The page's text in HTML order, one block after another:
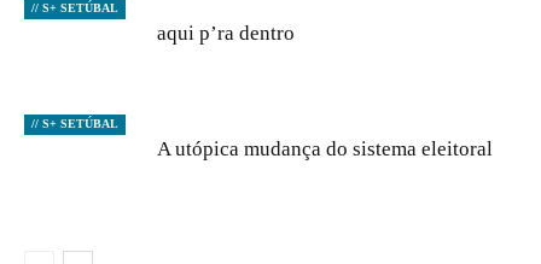
// S+ SETÚBAL
aqui p’ra dentro
// S+ SETÚBAL
A utópica mudança do sistema eleitoral